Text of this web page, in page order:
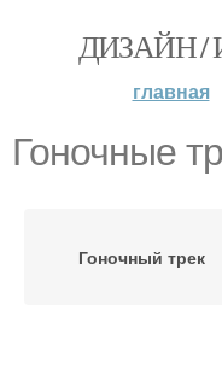
ДИЗАЙН /
главная
Гоночные
Гоночный трек